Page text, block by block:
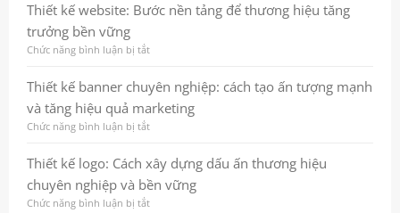
Thiết kế website: Bước nền tảng để thương hiệu tăng
trưởng bền vững
Chức năng bình luận bị tắtở
kế
website:
Bước
nền
để
thương
hiệu
tăng
Thiết kế banner chuyên nghiệp: cách tạo ấn tượng mạnh
và tăng hiệu quả marketing
Chức năng bình luận bị tắtở
kế
banner
chuyên
nghiệp:
Thiết kế logo: Cách xây dựng dấu ấn thương hiệu
chuyên nghiệp và bền vững
Chức năng bình luận bị tắtở